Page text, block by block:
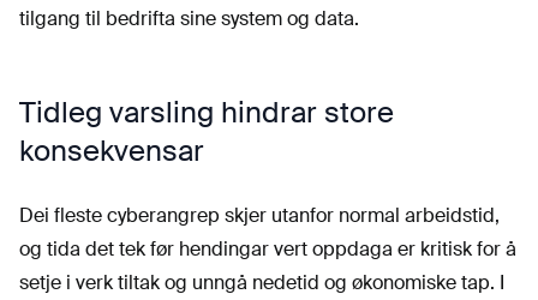
tilgang til bedrifta sine system og data.
Tidleg varsling hindrar store
konsekvensar
Dei fleste cyberangrep skjer utanfor normal arbeidstid,
og tida det tek før hendingar vert oppdaga er kritisk for å
setje i verk tiltak og unngå nedetid og økonomiske tap. I